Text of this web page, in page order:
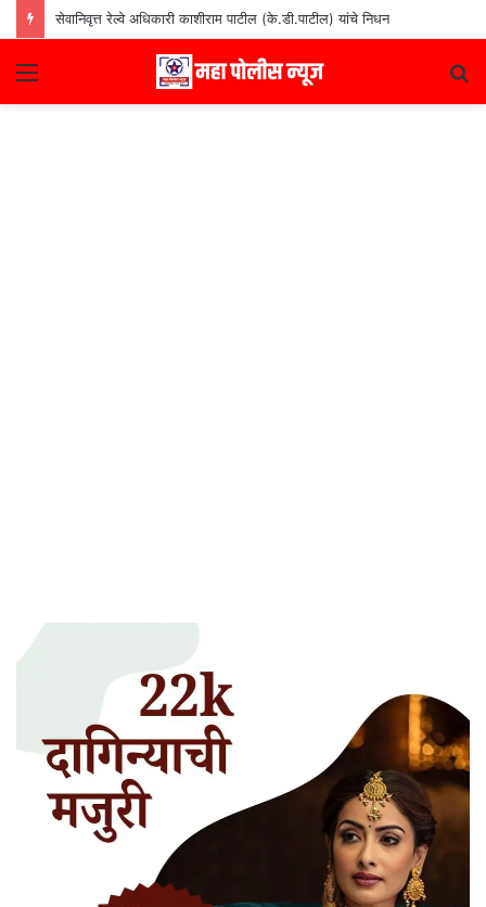
सेवानिवृत्त रेल्वे अधिकारी काशीराम पाटील (के.डी.पाटील) यांचे निधन
Menu